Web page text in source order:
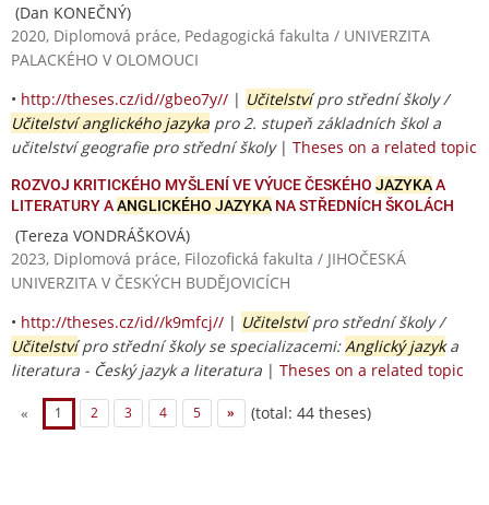
(Dan KONEČNÝ)
2020, Diplomová práce, Pedagogická fakulta / UNIVERZITA
PALACKÉHO V OLOMOUCI
• http://theses.cz/id//gbeo7y// | Učitelstvípro střední školy /
Učitelství anglického jazyka pro 2. stupeň základních škol a
učitelství geografie pro střední školy| Theses on a related topic
ROZVOJ KRITICKÉHO MYŠLENÍ VE VÝUCE ČESKÉHO JAZYKAA
LITERATURY AANGLICKÉHO JAZYKA NA STŘEDNÍCH ŠKOLÁCH
(Tereza VONDRÁŠKOVÁ)
2023, Diplomová práce, Filozofická fakulta / JIHOČESKÁ
UNIVERZITA V ČESKÝCH BUDĚJOVICÍCH
• http://theses.cz/id//k9mfcj// | Učitelstvípro střední školy /
Učitelstvípro střední školy se specializacemi:Anglický jazyka
literatura - Český jazyk a literatura | Theses on a related topic
« 1 2 3 4 5 » (total: 44 theses)